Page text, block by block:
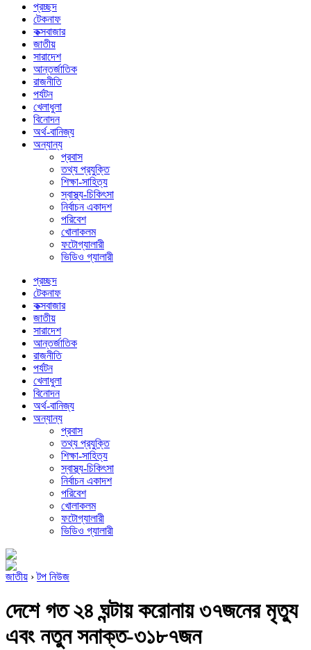
প্রচ্ছদ
টেকনাফ
কক্সবাজার
জাতীয়
সারাদেশ
আন্তর্জাতিক
রাজনীতি
পর্যটন
খেলাধুলা
বিনোদন
অর্থ-বানিজ্য
অন্যান্য
প্রবাস
তথ্য প্রযুক্তি
শিক্ষা-সাহিত্য
স্বাস্থ্য-চিকিৎসা
নির্বাচন একাদশ
পরিবেশ
খোলাকলম
ফটোগ্যালারী
ভিডিও গ্যালারী
প্রচ্ছদ
টেকনাফ
কক্সবাজার
জাতীয়
সারাদেশ
আন্তর্জাতিক
রাজনীতি
পর্যটন
খেলাধুলা
বিনোদন
অর্থ-বানিজ্য
অন্যান্য
প্রবাস
তথ্য প্রযুক্তি
শিক্ষা-সাহিত্য
স্বাস্থ্য-চিকিৎসা
নির্বাচন একাদশ
পরিবেশ
খোলাকলম
ফটোগ্যালারী
ভিডিও গ্যালারী
জাতীয় ›টপ নিউজ
দেশে গত ২৪ ঘন্টায় করোনায় ৩৭জনের মৃত্যু
এবং নতুন সনাক্ত-৩১৮৭জন